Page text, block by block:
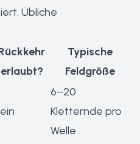
Übliche
erlaubt?
Typische
Feldgröße
6–20
Kletternde pro
Welle